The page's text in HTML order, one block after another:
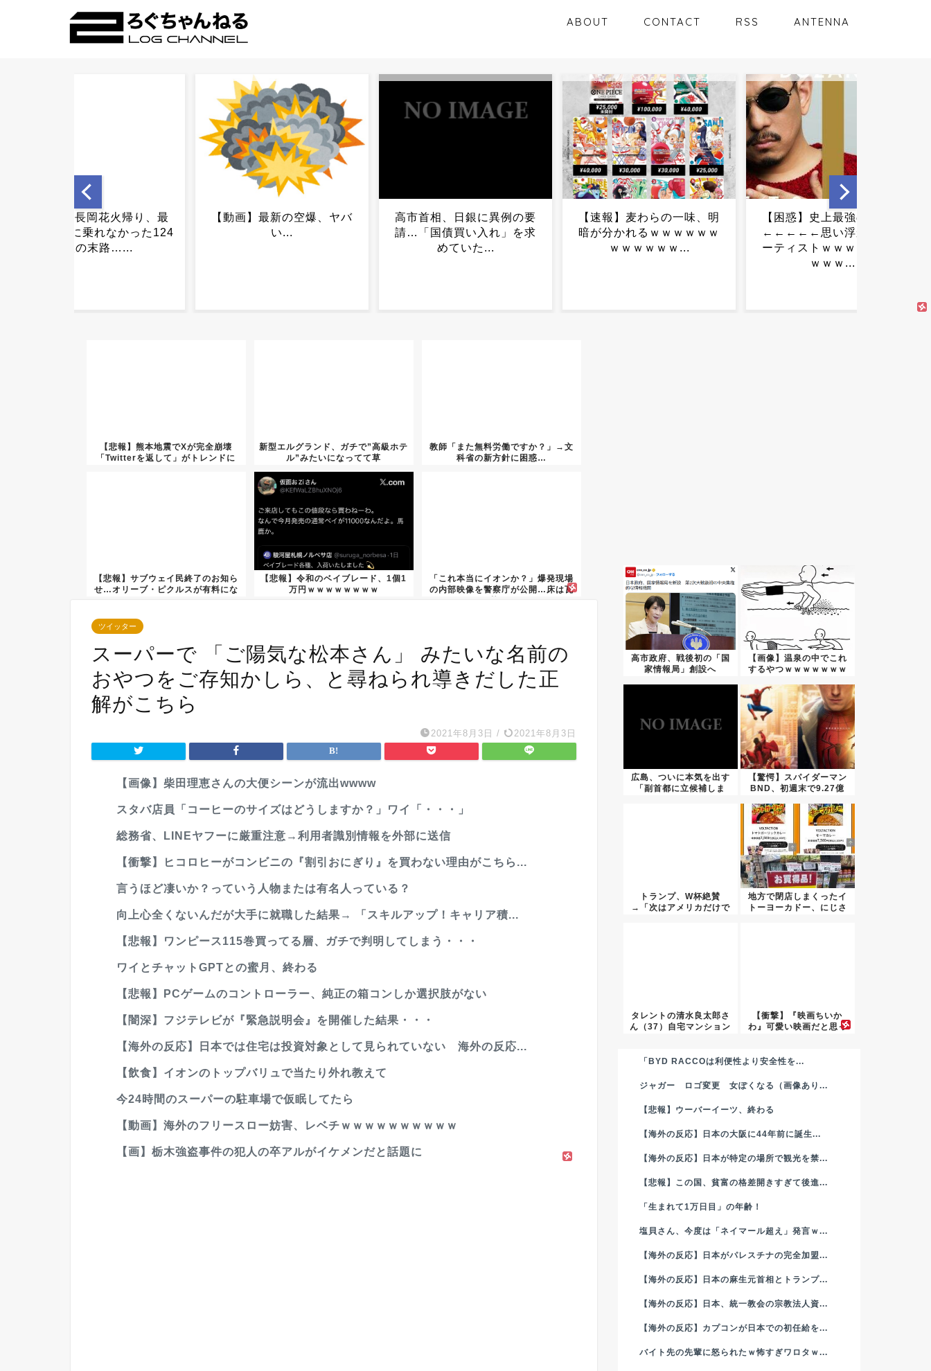
ABOUT CONTACT RSS ANTENNA
高市首相、日銀に異例の要
請…「国債買い入れ」を求
【速報】麦わらの一味、明
暗が分かれるｗｗｗｗｗｗ
ｗｗｗｗｗｗ...
【困惑】史上最強の一発屋
←←←←←思い浮かんだア
ーティストｗｗｗｗｗｗｗ
総務省、LINEヤフーに厳重
注意→利用者識別情報を外
部に送信...
【動画】最新の空爆、ヤバ
い...
【悲報】熊本地震でXが完全崩壊
「Twitterを返して」がトレンドに
新型エルグランド、ガチで”高級ホテ
ル”みたいになってて草
教師「また無料労働ですか？」→文
科省の新方針に困惑…
【悲報】サブウェイ民終了のお知ら
せ…オリーブ・ピクルスが有料にな
【悲報】令和のベイブレード、1個1
万円ｗｗｗｗｗｗｗｗ
「これ本当にイオンか？」爆発現場
の内部映像を警察庁が公開…床は瓦
ツイッター
スーパーで 「ご陽気な松本さん」 みたいな名前の
おやつをご存知かしら、と尋ねられ導きだした正
解がこちら
2021年8月3日 / 2021年8月3日
【画像】柴田理恵さんの大便シーンが流出wwww
スタバ店員「コーヒーのサイズはどうしますか？」ワイ「・・・」
総務省、LINEヤフーに厳重注意→利用者識別情報を外部に送信
【衝撃】ヒコロヒーがコンビニの『割引おにぎり』を買わない理由がこちら...
言うほど凄いか？っていう人物または有名人っている？
向上心全くないんだが大手に就職した結果→ 「スキルアップ！キャリア積...
【悲報】ワンピース115巻買ってる層、ガチで判明してしまう・・・
ワイとチャットGPTとの蜜月、終わる
【悲報】PCゲームのコントローラー、純正の箱コンしか選択肢がない
【闇深】フジテレビが『緊急説明会』を開催した結果・・・
【海外の反応】日本では住宅は投資対象として見られていない 海外の反応...
【飲食】イオンのトップバリュで当たり外れ教えて
今24時間のスーパーの駐車場で仮眠してたら
【動画】海外のフリースロー妨害、レベチｗｗｗｗｗｗｗｗｗｗ
【画】栃木強盗事件の犯人の卒アルがイケメンだと話題に
高市政府、戦後初の「国
家情報局」創設へ
【画像】温泉の中でこれ
するやつｗｗｗｗｗｗｗ
広島、ついに本気を出す
「副首都に立候補しま
【驚愕】スパイダーマン
BND、初週末で9.27億
トランプ、W杯絶賛
→「次はアメリカだけで
地方で閉店しまくったイ
トーヨーカドー、にじさ
タレントの清水良太郎さ
ん（37）自宅マンション
【衝撃】『映画ちいか
わ』可愛い映画だと思っ
「BYD RACCOは利便性より安全性を...
ジャガー ロゴ変更 女ぽくなる（画像あり...
【悲報】ウーバーイーツ、終わる
【海外の反応】日本の大阪に44年前に誕生...
【海外の反応】日本が特定の場所で観光を禁...
【悲報】この国、貧富の格差開きすぎて後進...
「生まれて1万日目」の年齢！
塩貝さん、今度は「ネイマール超え」発言ｗ...
【海外の反応】日本がパレスチナの完全加盟...
【海外の反応】日本の麻生元首相とトランプ...
【海外の反応】日本、統一教会の宗教法人資...
【海外の反応】カプコンが日本での初任給を...
バイト先の先輩に怒られたｗ怖すぎワロタｗ...